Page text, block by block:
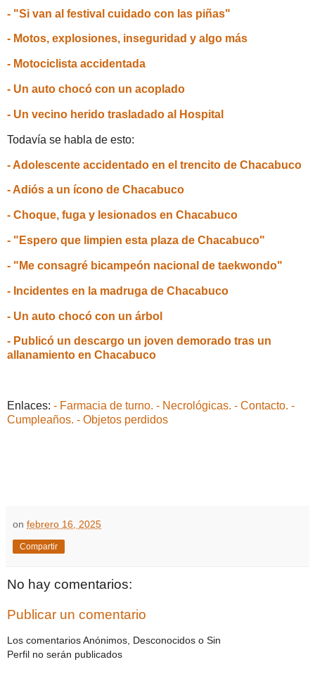
- "Si van al festival cuidado con las piñas"
- Motos, explosiones, inseguridad y algo más
- Motociclista accidentada
- Un auto chocó con un acoplado
- Un vecino herido trasladado al Hospital
Todavía se habla de esto:
- Adolescente accidentado en el trencito de Chacabuco
- Adiós a un ícono de Chacabuco
- Choque, fuga y lesionados en Chacabuco
- "Espero que limpien esta plaza de Chacabuco"
- "Me consagré bicampeón nacional de taekwondo"
- Incidentes en la madruga de Chacabuco
- Un auto chocó con un árbol
- Publicó un descargo un joven demorado tras un
allanamiento en Chacabuco
Enlaces: - Farmacia de turno. - Necrológicas. - Contacto. -
Cumpleaños. - Objetos perdidos
on febrero 16, 2025
Compartir
No hay comentarios:
Publicar un comentario
Los comentarios Anónimos, Desconocidos o Sin
Perfil no serán publicados